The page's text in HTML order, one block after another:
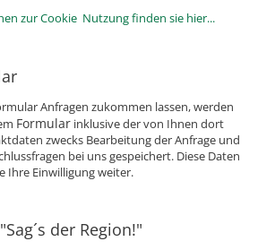
zur Cookie Nutzung finden sie hier...
Anfragen zukommen lassen, werden
Formular inklusive der von Ihnen dort
zwecks Bearbeitung der Anfrage und
bei uns gespeichert. Diese Daten
Ihre Einwilligung weiter.
der Region!"